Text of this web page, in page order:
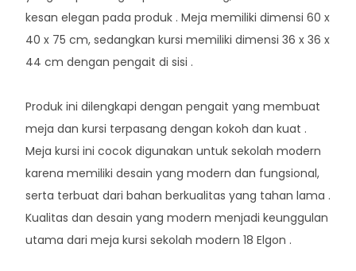
kesan elegan pada produk . Meja memiliki dimensi 60 x
40 x 75 cm, sedangkan kursi memiliki dimensi 36 x 36 x
44 cm dengan pengait di sisi .
Produk ini dilengkapi dengan pengait yang membuat
meja dan kursi terpasang dengan kokoh dan kuat .
Meja kursi ini cocok digunakan untuk sekolah modern
karena memiliki desain yang modern dan fungsional,
serta terbuat dari bahan berkualitas yang tahan lama .
Kualitas dan desain yang modern menjadi keunggulan
utama dari meja kursi sekolah modern 18 Elgon .